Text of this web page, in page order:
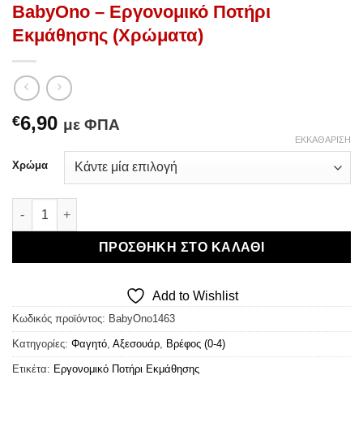
BabyOno – Εργονομικό Ποτήρι
Εκμάθησης (Χρώματα)
€6,90 με ΦΠΑ
Χρώμα
ΕΚΚΑΘΆΡΙΣΗ
BabyOno - Εργονομικό Ποτήρι Εκμάθησης (Χρώματα)
ΠΡΟΣΘΉΚΗ ΣΤΟ ΚΑΛΆΘΙ
Add to Wishlist
Κωδικός προϊόντος: BabyOno1463
Κατηγορίες: Φαγητό, Αξεσουάρ, Βρέφος (0-4)
Ετικέτα: Εργονομικό Ποτήρι Εκμάθησης